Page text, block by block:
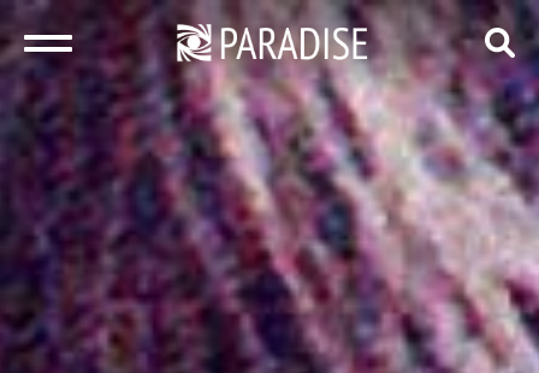
закрыть